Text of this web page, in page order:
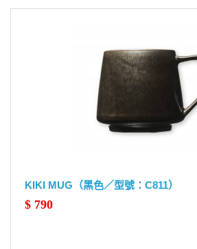
KIKI MUG（黑色／型號：C811）
$ 790